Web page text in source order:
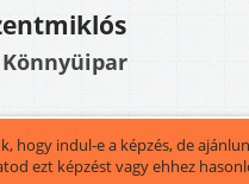
hogy indul-e a képzés, de
ezt képzést vagy ehhez